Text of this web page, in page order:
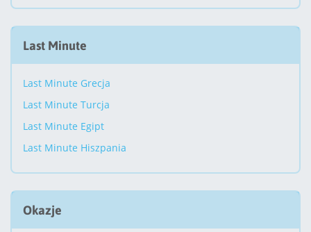
Last Minute
Last Minute Grecja
Last Minute Turcja
Last Minute Egipt
Last Minute Hiszpania
Okazje